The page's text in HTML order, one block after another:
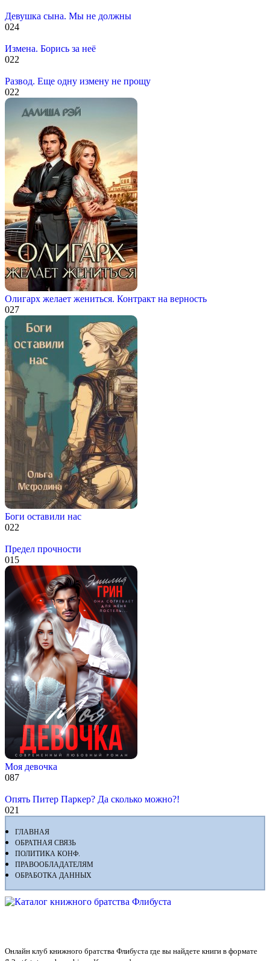
Девушка сына. Мы не должны
024
Измена. Борись за неё
022
Развод. Еще одну измену не прощу
022
Олигарх желает жениться. Контракт на верность
027
Боги оставили нас
022
Предел прочности
015
Моя девочка
087
Опять Питер Паркер? Да сколько можно?!
021
ГЛАВНАЯ
ОБРАТНАЯ СВЯЗЬ
ПОЛИТИКА КОНФ.
ПРАВООБЛАДАТЕЛЯМ
ОБРАБОТКА ДАННЫХ
Онлайн клуб книжного братства Флибуста где вы найдете книги в формате